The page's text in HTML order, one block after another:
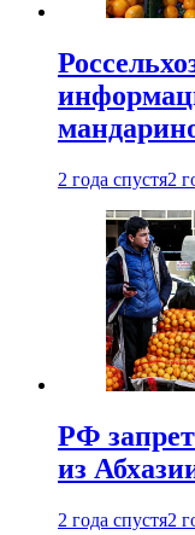
2 года спустя2
РФ
из
2 года спустя2